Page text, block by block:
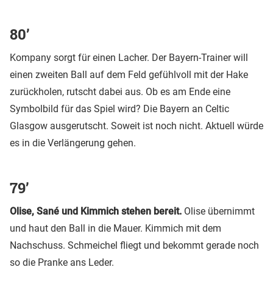
80’
Kompany sorgt für einen Lacher. Der Bayern-Trainer will
einen zweiten Ball auf dem Feld gefühlvoll mit der Hake
zurückholen, rutscht dabei aus. Ob es am Ende eine
Symbolbild für das Spiel wird? Die Bayern an Celtic
Glasgow ausgerutscht. Soweit ist noch nicht. Aktuell würde
es in die Verlängerung gehen.
79’
Olise, Sané und Kimmich stehen bereit. Olise übernimmt
und haut den Ball in die Mauer. Kimmich mit dem
Nachschuss. Schmeichel fliegt und bekommt gerade noch
so die Pranke ans Leder.